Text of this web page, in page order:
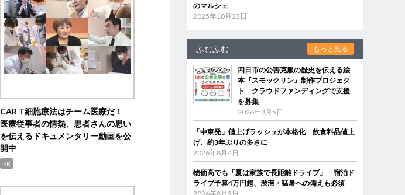
CAR T細胞療法はチーム医療だ！
医療従事者の情熱、患者さんの思い
を伝えるドキュメンタリー動画を公
開中
PR
のマルシェ
2025年10月23日
ふむふむ もっと見る
四日市の公害克服の歴史を伝える絵
本『スモックリン』制作プロジェク
ト クラウドファンディングで支援
を募集
2026年8月5日
「中東発」値上げラッシュが本格化 飲食料品値上
げ、約3年ぶりの多さに
2026年8月4日
物価高でも「夏は家族で長距離ドライブ」 宿泊ド
ライブ予算4万円超、渋滞・猛暑への備えも必須